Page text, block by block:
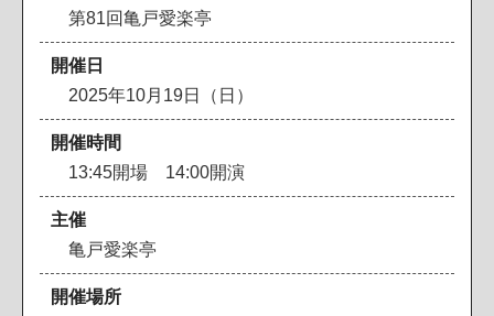
第81回亀戸愛楽亭
開催日
2025年10月19日（日）
開催時間
13:45開場 14:00開演
主催
亀戸愛楽亭
開催場所